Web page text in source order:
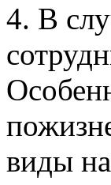
4. В
виды